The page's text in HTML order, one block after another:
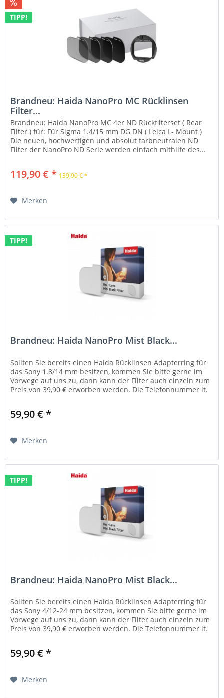
TIPP!
Brandneu: Haida NanoPro MC Rücklinsen
Filter...
Brandneu: Haida NanoPro MC 4er ND Rückfilterset ( Rear
Filter ) für: Für Sigma 1.4/15 mm DG DN ( Leica L- Mount )
Die neuen, hochwertigen und absolut farbneutralen ND
Filter der NanoPro ND Serie werden einfach mithilfe des...
119,90 € * 139,90 € *
Merken
TIPP!
Brandneu: Haida NanoPro Mist Black...
Sollten Sie bereits einen Haida Rücklinsen Adapterring für
das Sony 1.8/14 mm besitzen, kommen Sie bitte gerne im
Vorwege auf uns zu, dann kann der Filter auch einzeln zum
Preis von 39,90 € erworben werden. Die Telefonnummer lt.
59,90 € *
Merken
TIPP!
Brandneu: Haida NanoPro Mist Black...
Sollten Sie bereits einen Haida Rücklinsen Adapterring für
das Sony 4/12-24 mm besitzen, kommen Sie bitte gerne im
Vorwege auf uns zu, dann kann der Filter auch einzeln zum
Preis von 39,90 € erworben werden. Die Telefonnummer lt.
59,90 € *
Merken